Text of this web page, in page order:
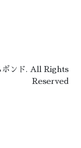
ンド. All Rights
Reserved